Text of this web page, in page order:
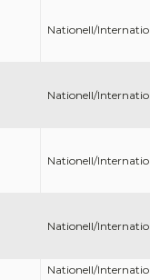
Nationell/
Nationell/
Nationell/
Nationell/
Nationell/